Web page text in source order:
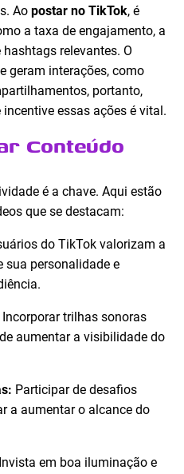
Ao postar no TikTok, é
a taxa de engajamento, a
relevantes. O
geram interações, como
portanto,
essas ações é vital.
Conteúdo
é a chave. Aqui estão
que se destacam:
do TikTok valorizam a
sua personalidade e
Incorporar trilhas sonoras
aumentar a visibilidade do
Participar de desafios
a aumentar o alcance do
Invista em boa iluminação e